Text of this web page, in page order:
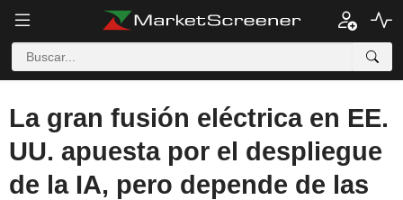
La gran fusión eléctrica en EE.
UU. apuesta por el despliegue
de la IA, pero depende de las